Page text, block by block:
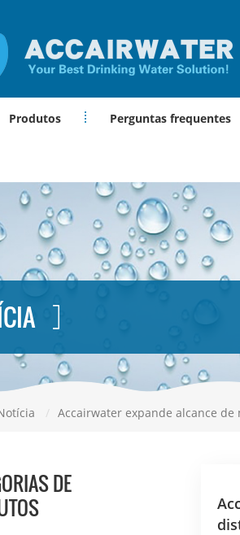
Produtos Perguntas frequentes
/ Accairwater expande alcance
DE